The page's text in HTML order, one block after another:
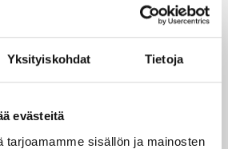
Yksityiskohdat Tietoja
evästeitä
tarjoamamme sisällön ja mainosten
Costmar JYPiin
yhteistyöhön